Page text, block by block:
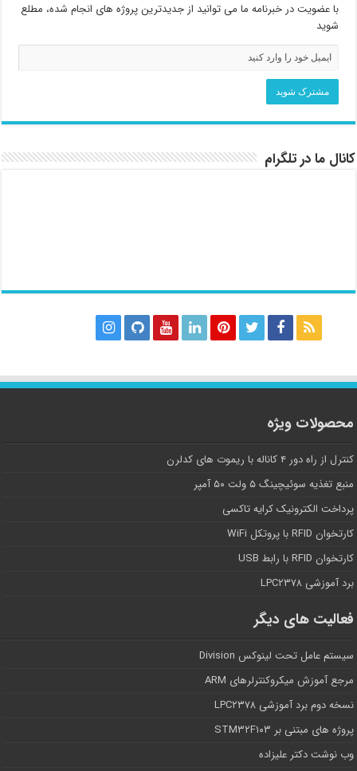
با عضویت در خبرنامه ما می توانید از جدیدترین پروژه های انجام شده، مطلع
شوید
کانال ما در تلگرام
محصولات ویژه
کنترل از راه دور ۴ کاناله با ریموت های کدلرن
منبع تغذیه سوئیچینگ ۵ ولت ۵۰ آمپر
پرداخت الکترونیک کرایه تاکسی
کارتخوان RFID با پروتکل WiFi
کارتخوان RFID با رابط USB
برد آموزشی LPC۲۳۷۸
فعالیت های دیگر
سیستم عامل تحت لینوکس Division
مرجع آموزش میکروکنترلرهای ARM
نسخه دوم برد آموزشی LPC۲۳۷۸
پروژه های مبتنی بر STM۳۲F۱۰۳
وب نوشت دکتر علیزاده